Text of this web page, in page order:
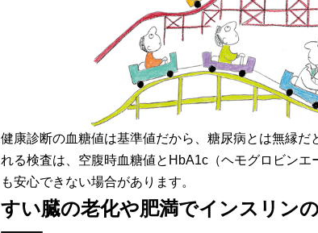
健康診断の血糖値は基準値だから、糖尿病とは無縁
れる検査は、空腹時血糖値とHbA1c（ヘモグロビン
も安心できない場合があります。
すい臓の老化や肥満でインスリン